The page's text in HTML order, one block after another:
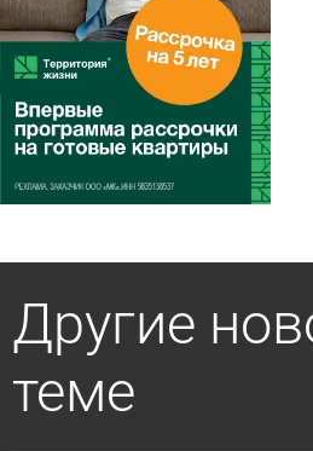
Другие
теме